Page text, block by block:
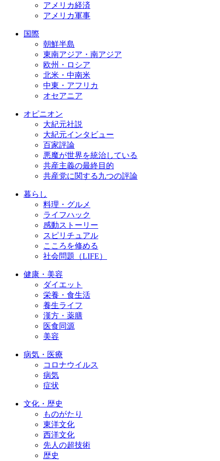
アメリカ経済
アメリカ軍事
国際
朝鮮半島
東南アジア・南アジア
欧州・ロシア
北米・中南米
中東・アフリカ
オセアニア
オピニオン
大紀元社説
大紀元インタビュー
百家評論
悪魔が世界を統治している
共産主義の最終目的
共産党に関する九つの評論
暮らし
料理・グルメ
ライフハック
感動ストーリー
スピリチュアル
こころを修める
社会問題（LIFE）
健康・美容
ダイエット
栄養・食生活
養生ライフ
漢方・薬膳
医食同源
美容
病気・医療
コロナウイルス
病気
症状
文化・歴史
ものがたり
東洋文化
西洋文化
先人の超技術
歴史